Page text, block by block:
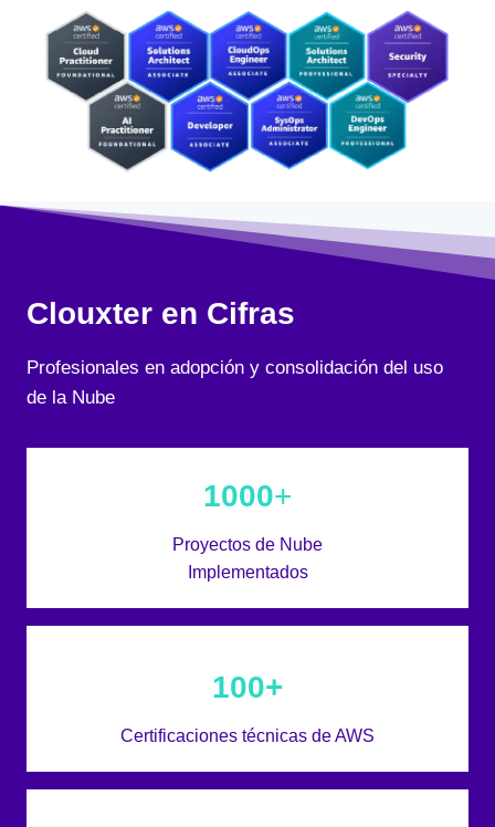
Clouxter en Cifras
Profesionales en adopción y consolidación del uso
de la Nube
1000+
Proyectos de Nube
Implementados
100+
Certificaciones técnicas de AWS